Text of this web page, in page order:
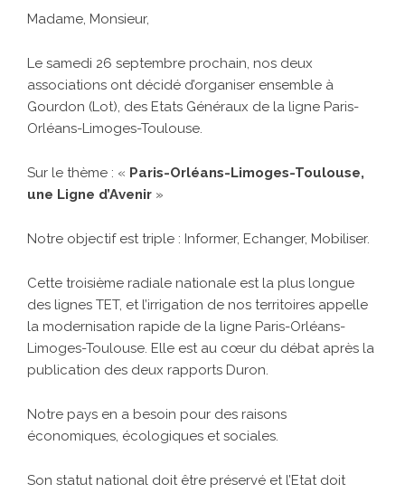
Madame, Monsieur,
Le samedi 26 septembre prochain, nos deux
associations ont décidé d’organiser ensemble à
Gourdon (Lot), des Etats Généraux de la ligne Paris-
Orléans-Limoges-Toulouse.
Sur le thème : « Paris-Orléans-Limoges-Toulouse,
une Ligne d’Avenir »
Notre objectif est triple : Informer, Echanger, Mobiliser.
Cette troisième radiale nationale est la plus longue
des lignes TET, et l’irrigation de nos territoires appelle
la modernisation rapide de la ligne Paris-Orléans-
Limoges-Toulouse. Elle est au cœur du débat après la
publication des deux rapports Duron.
Notre pays en a besoin pour des raisons
économiques, écologiques et sociales.
Son statut national doit être préservé et l’Etat doit